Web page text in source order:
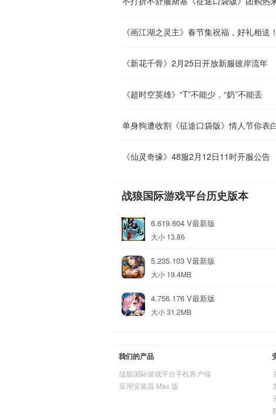
《画江湖之灵主》春节集祝福，好礼相送！
《新花千骨》2月25日开放新服彼岸流年
《超时空英雄》“T”不能少，“奶”不能丢
单身狗遭收割《征途口袋版》情人节你表
《仙灵奇缘》48服2月12日11时开服公告
战狼国际游戏平台历史版本
6.619.604 V最新版
大小 13.86
5.235.103 V最新版
大小 19.4MB
4.756.176 V最新版
大小 31.2MB
我们的产品
战狼国际游戏平台手机客户端
应用安装器 Mac 版